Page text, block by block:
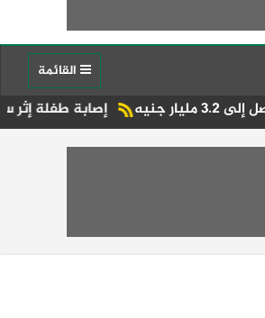
إصابة طفلة إثر سقوطها من